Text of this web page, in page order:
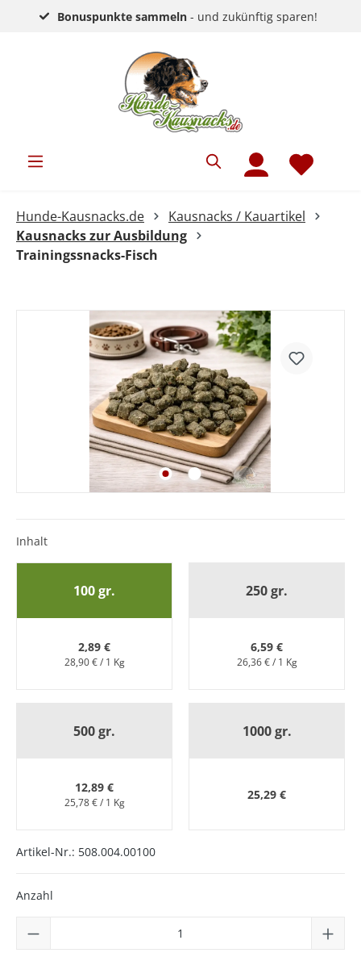
Bonuspunkte sammeln - und zukünftig sparen!
Hunde-Kausnacks.de
Kausnacks / Kauartikel
Kausnacks zur Ausbildung
Trainingssnacks-Fisch
Inhalt
100 gr.
2,89 €
28,90 € / 1 Kg
250 gr.
6,59 €
26,36 € / 1 Kg
500 gr.
12,89 €
25,78 € / 1 Kg
1000 gr.
25,29 €
Artikel-Nr.: 508.004.00100
Anzahl